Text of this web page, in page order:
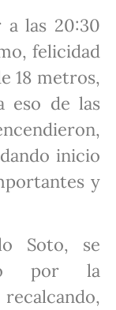
a las 20:30
felicidad
18 metros,
eso de las
inicio
y
Soto, se
por la